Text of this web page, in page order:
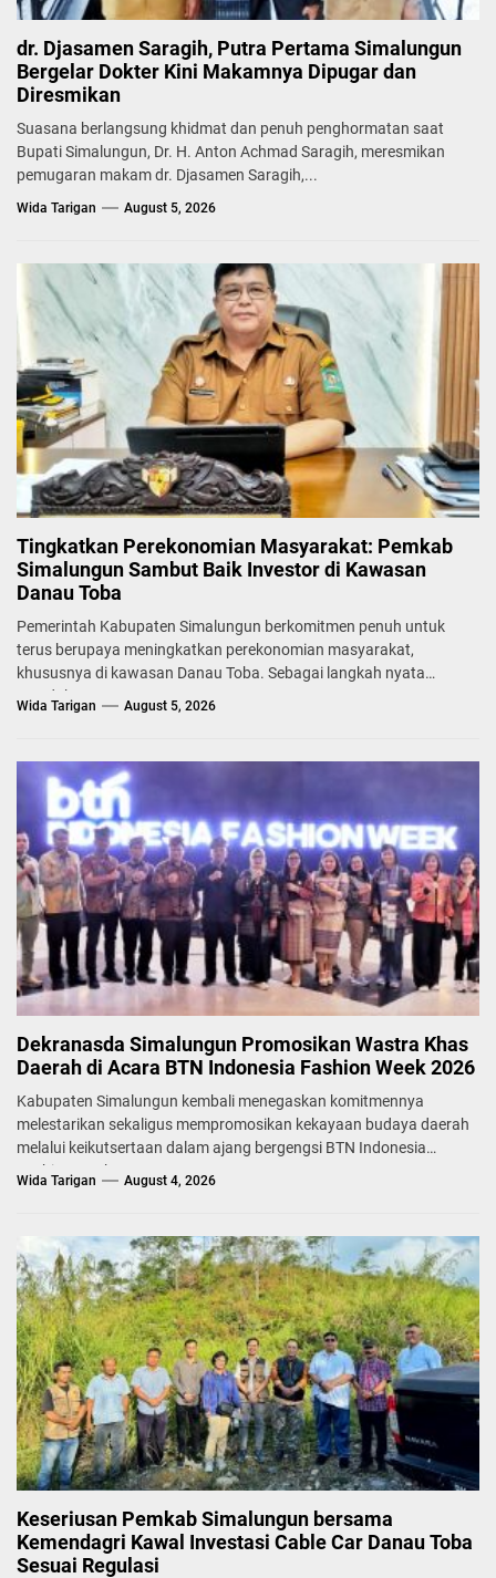
dr. Djasamen Saragih, Putra Pertama Simalungun
Bergelar Dokter Kini Makamnya Dipugar dan
Diresmikan
Suasana berlangsung khidmat dan penuh penghormatan saat
Bupati Simalungun, Dr. H. Anton Achmad Saragih, meresmikan
pemugaran makam dr. Djasamen Saragih,...
Wida Tarigan August 5, 2026
Tingkatkan Perekonomian Masyarakat: Pemkab
Simalungun Sambut Baik Investor di Kawasan
Danau Toba
Pemerintah Kabupaten Simalungun berkomitmen penuh untuk
terus berupaya meningkatkan perekonomian masyarakat,
khususnya di kawasan Danau Toba. Sebagai langkah nyata
mendukung...
Wida Tarigan August 5, 2026
Dekranasda Simalungun Promosikan Wastra Khas
Daerah di Acara BTN Indonesia Fashion Week 2026
Kabupaten Simalungun kembali menegaskan komitmennya
melestarikan sekaligus mempromosikan kekayaan budaya daerah
melalui keikutsertaan dalam ajang bergengsi BTN Indonesia
Fashion Week...
Wida Tarigan August 4, 2026
Keseriusan Pemkab Simalungun bersama
Kemendagri Kawal Investasi Cable Car Danau Toba
Sesuai Regulasi